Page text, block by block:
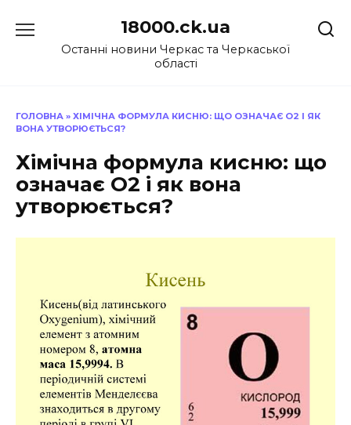
до
18000.ck.ua
Останні новини Черкас та Черкаської
області
ГОЛОВНА » ХІМІЧНА ФОРМУЛА КИСНЮ: ЩО ОЗНАЧАЄ O2 І ЯК
ВОНА УТВОРЮЄТЬСЯ?
Хімічна формула кисню: що
означає O2 і як вона
утворюється?